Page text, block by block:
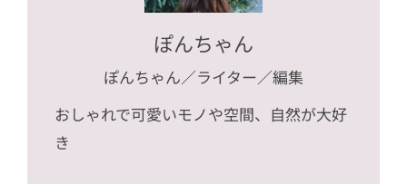
ぽんちゃん
ぽんちゃん／ライター／編集
おしゃれで可愛いモノや空間、自然が大好
き